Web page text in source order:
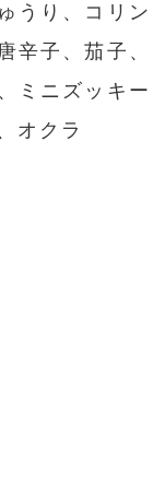
うり、コリン
辛子、茄子、
ミニズッキー
オクラ